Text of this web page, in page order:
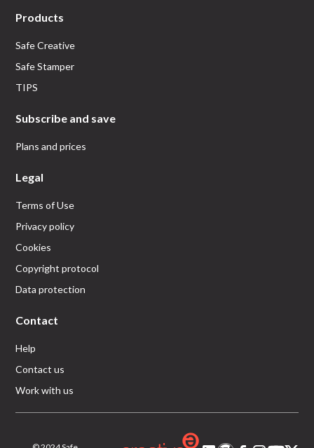
Products
Safe Creative
Safe Stamper
TIPS
Subscribe and save
Plans and prices
Legal
Terms of Use
Privacy policy
Cookies
Copyright protocol
Data protection
Contact
Help
Contact us
Work with us